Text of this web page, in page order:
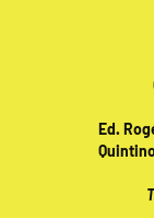
Ed.